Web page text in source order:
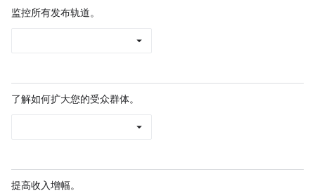
监控所有发布轨道。
了解如何扩大您的受众群体。
提高收入增幅。